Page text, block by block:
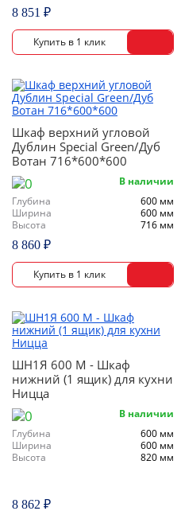
8 851 ₽
Шкаф верхний угловой
Дублин Special Green/Дуб
Вотан 716*600*600
В наличии
Глубина
600 мм
Ширина
600 мм
Высота
716 мм
8 860 ₽
ШН1Я 600 М - Шкаф
нижний (1 ящик) для кухни
Ницца
В наличии
Глубина
600 мм
Ширина
600 мм
Высота
820 мм
8 862 ₽